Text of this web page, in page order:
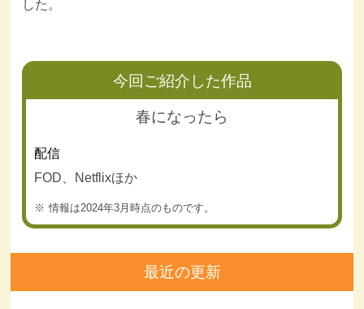
した。
今回ご紹介した作品
春になったら
配信
FOD、Netflixほか
情報は2024年3月時点のものです。
最近の更新